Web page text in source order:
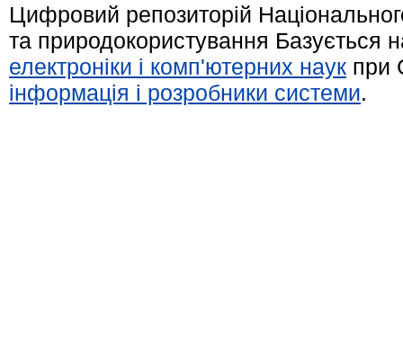
Цифровий репозиторій
та природокористування Базується
електроніки і комп'ютерних наук при
інформація і розробники системи.